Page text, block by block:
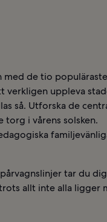
med de tio populäraste
verkligen uppleva
så. Utforska de
i vårens solsken.
tar du
allt inte alla ligger